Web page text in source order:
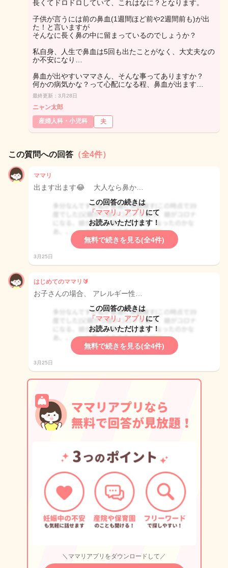
長くてドロドロしていて、これはなに？となります。
子供が言うには前の鼻血(1週間ほど前や2週間前も)が出
た！と言いますが
そんなに長く鼻の中に留まっているのでしょうか？
私自身、人生で鼻血は5回も出たことがなく、大丈夫なの
か不安になり…
鼻血が出やすいママさん、そんな事ってありますか？
何かの病気かな？って心配になる程、鼻血が出ます…
最終更新：3月28日
ニャン太郎
産婦人科・小児科
夫
この質問への回答 （全4件）
ママリ
出ます出ます😂 大人なら鼻か…
この回答の続きは
「ママリ」アプリ にて
お読みいただけます！
無料で続きを見る(全4件)
3月25日
はじめてのママリ🔰
お子さんの場合、 アレルギー性…
この回答の続きは
「ママリ」アプリ にて
お読みいただけます！
無料で続きを見る(全4件)
3月25日
＼ママリアプリをダウンロードして／